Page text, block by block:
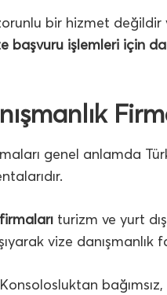
bir hizmet
başvuru işlemleri için
genel anlamda
turizm ve yurt
vize danışmanlık
Konsolosluktan